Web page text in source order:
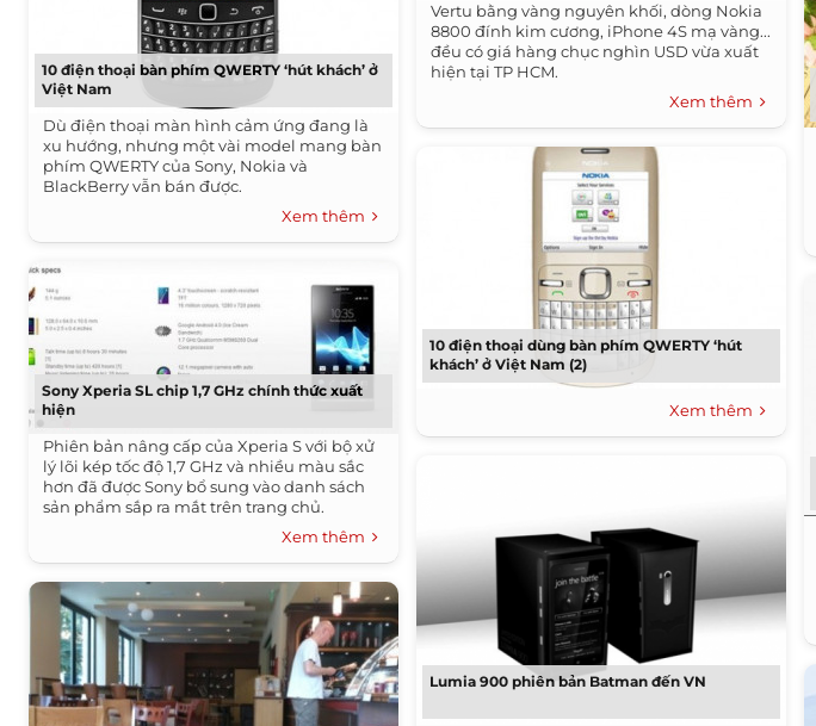
10 điện thoại bàn phím QWERTY ‘hút khách’ ở
Việt Nam
Dù điện thoại màn hình cảm ứng đang là
xu hướng, nhưng một vài model mang bàn
phím QWERTY của Sony, Nokia và
BlackBerry vẫn bán được.
Xem thêm
Sony Xperia SL chip 1,7 GHz chính thức xuất
hiện
Phiên bản nâng cấp của Xperia S với bộ xử
lý lõi kép tốc độ 1,7 GHz và nhiều màu sắc
hơn đã được Sony bổ sung vào danh sách
sản phẩm sắp ra mắt trên trang chủ.
Xem thêm
Vertu bằng vàng nguyên khối, dòng Nokia
8800 đính kim cương, iPhone 4S mạ vàng...
đều có giá hàng chục nghìn USD vừa xuất
hiện tại TP HCM.
Xem thêm
10 điện thoại dùng bàn phím QWERTY ‘hút
khách’ ở Việt Nam (2)
Xem thêm
Lumia 900 phiên bản Batman đến VN